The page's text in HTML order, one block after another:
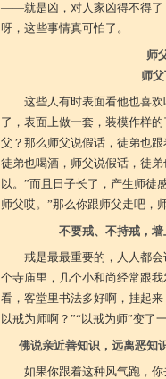
——就是凶，对人家凶得不得了
呀，这些事情真可怕了。
师
师
这些人有时表面看他也喜
了，表面上做一套，装模作样
父？那么师父说假话，徒弟也
徒弟也喝酒，师父说假话，徒
以。”而且日子长了，产生师徒
师父哎。”那么你跟师父走吧，
不要戒、不持戒，
戒是最最重要的，人人都
个寺庙里，几个小和尚经常跟
看，客堂里书法多好啊，挂起
以戒为师啊？”“以戒为师”变了
佛说亲近善知识，远离恶知
如果你跟着这种风气跑，